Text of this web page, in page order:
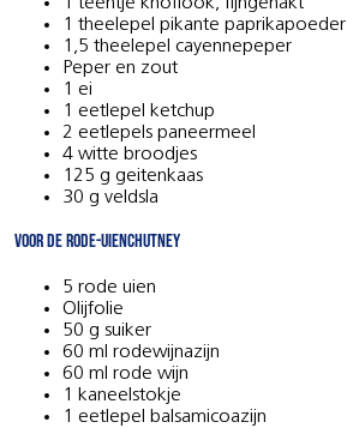
1 theelepel pikante paprikapoeder
1,5 theelepel cayennepeper
Peper en zout
1 ei
1 eetlepel ketchup
2 eetlepels paneermeel
4 witte broodjes
125 g geitenkaas
30 g veldsla
VOOR DE RODE-UIENCHUTNEY
5 rode uien
Olijfolie
50 g suiker
60 ml rodewijnazijn
60 ml rode wijn
1 kaneelstokje
1 eetlepel balsamicoazijn